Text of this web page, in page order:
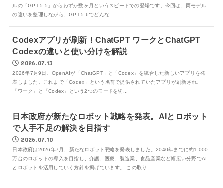
ルの「GPT-5.5」からわずか数ヶ月というスピードでの登場です。今回は、両モデル
の違いを整理しながら、GPT-5.6でどんな...
Codexアプリが刷新！ChatGPT ワークとChatGPT
Codexの違いと使い分けを解説
2026.07.13
2026年7月9日、OpenAIが「ChatGPT」と「Codex」を統合した新しいアプリを発
表しました。これまで「Codex」という名前で提供されていたアプリが刷新され、
「ワーク」と「Codex」という2つのモードを切...
日本政府が新たなロボット戦略を発表。AIとロボット
で人手不足の解決を目指す
2026.07.10
日本政府は2026年7月、新たなロボット戦略を発表しました。2040年までに約1,000
万台のロボットの導入を目指し、介護、医療、製造業、食品産業など幅広い分野でAI
とロボットを活用していく方針を掲げています。 この取り...